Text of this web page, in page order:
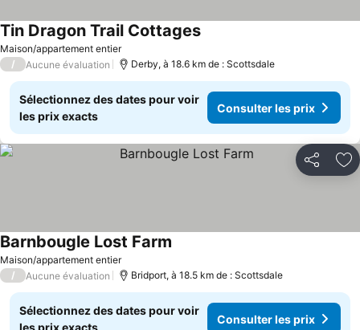
Maison/appartement entier
Tin Dragon Trail CottagesConsulter les prix
/ Aucune évaluation Derby, à 18.6 km de : Scottsdale
Sélectionnez des dates pour voir
les prix exacts
Consulter les prix
Partager
Maison/appartement entier
Barnbougle Lost Farm
/ Aucune évaluation Bridport, à 18.5 km de : Scottsdale
Sélectionnez des dates pour voir
les prix exacts
Consulter les prix